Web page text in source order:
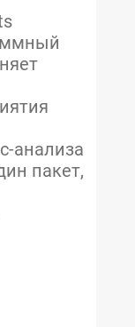
анализа
пакет,